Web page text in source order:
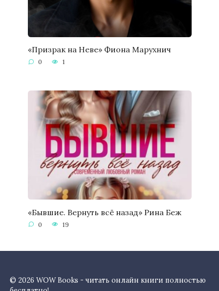
«Призрак на Неве» Фиона Марухнич
0 1
«Бывшие. Вернуть всё назад» Рина Беж
0 19
© 2026 WOW Books - читать онлайн книги полностью